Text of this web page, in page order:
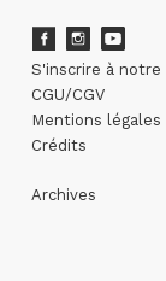
S'inscrire à
CGU/CGV
Mentions légales
Crédits
Archives